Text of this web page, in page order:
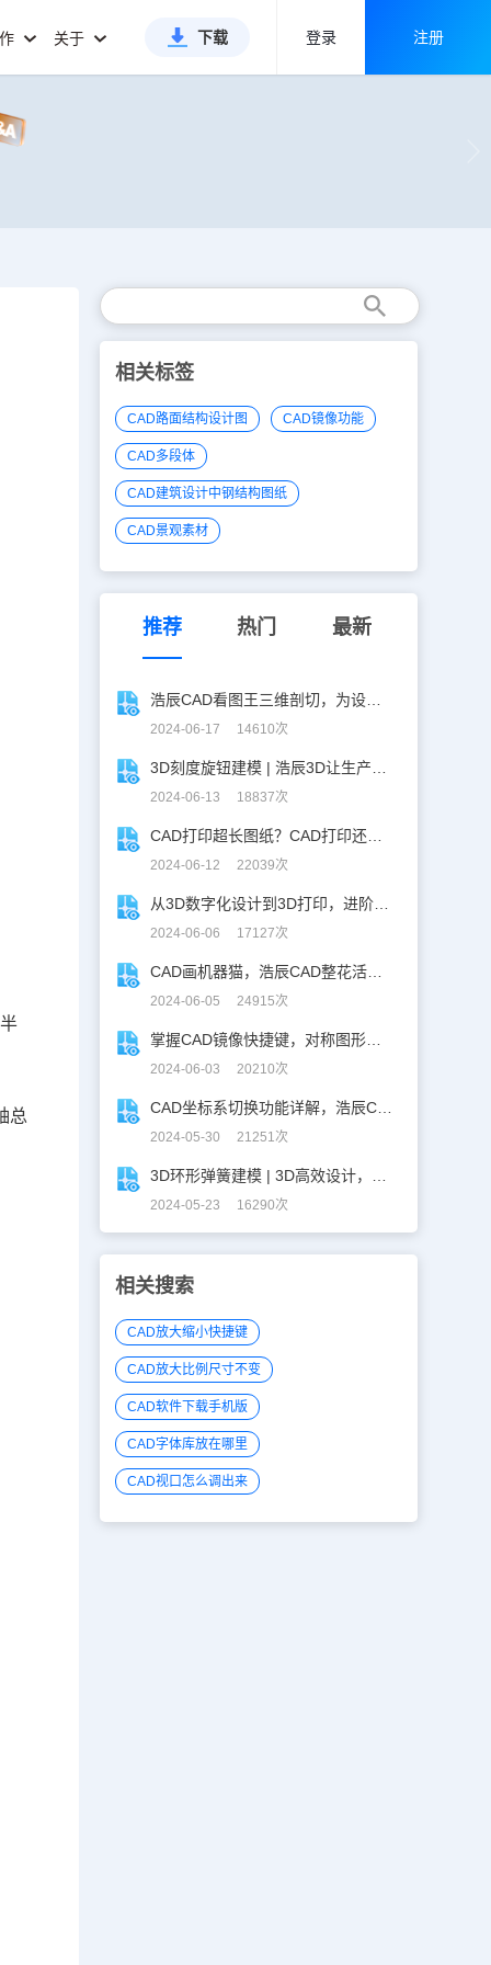
关于 下载 登录 注册
总
相关标签
CAD路面结构设计图 CAD镜像功能
CAD多段体
CAD建筑设计中钢结构图纸
CAD景观素材
推荐 热门 最新
2024-06-17 14610次
2024-06-13 18837次
2024-06-12 22039次
2024-06-06 17127次
2024-06-05 24915次
2024-06-03 20210次
2024-05-30 21251次
2024-05-23 16290次
相关搜索
CAD放大缩小快捷键
CAD放大比例尺寸不变
CAD软件下载手机版
CAD字体库放在哪里
CAD视口怎么调出来